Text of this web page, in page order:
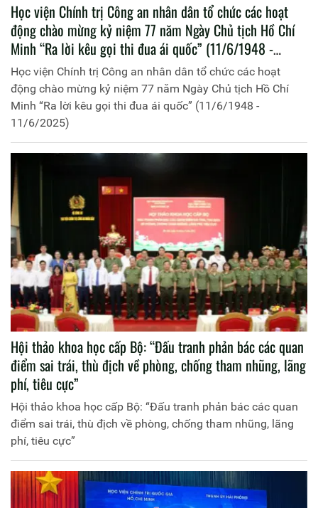
Học viện Chính trị Công an nhân dân tổ chức các hoạt
động chào mừng kỷ niệm 77 năm Ngày Chủ tịch Hồ Chí
Minh “Ra lời kêu gọi thi đua ái quốc” (11/6/1948 -
11/6/2025)
Học viện Chính trị Công an nhân dân tổ chức các hoạt
động chào mừng kỷ niệm 77 năm Ngày Chủ tịch Hồ Chí
Minh “Ra lời kêu gọi thi đua ái quốc” (11/6/1948 -
11/6/2025)
Hội thảo khoa học cấp Bộ: “Đấu tranh phản bác các quan
điểm sai trái, thù địch về phòng, chống tham nhũng, lãng
phí, tiêu cực”
Hội thảo khoa học cấp Bộ: “Đấu tranh phản bác các quan
điểm sai trái, thù địch về phòng, chống tham nhũng, lãng
phí, tiêu cực”